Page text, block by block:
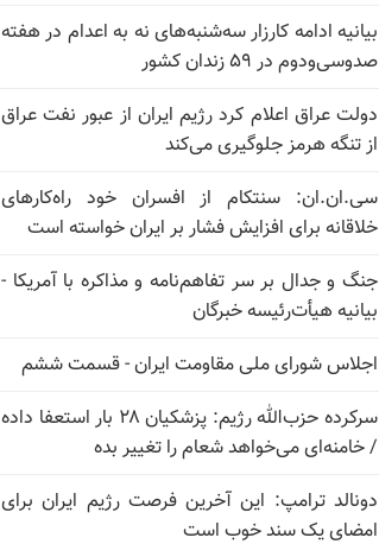
بیانیه ادامه کارزار سه‌شنبه‌های نه به اعدام در هفته
صدوسی‌و‌دوم در ۵۹ زندان کشور
دولت عراق اعلام کرد رژیم ایران از عبور نفت عراق
از تنگه هرمز جلوگیری می‌کند
سی.ان.ان: سنتکام از افسران خود راه‌کارهای
خلاقانه برای افزایش فشار بر ایران خواسته است
جنگ و جدال بر سر تفاهم‌نامه و مذاکره با آمریکا -
بیانیه هیأت‌رئیسه خبرگان
اجلاس شورای ملی مقاومت ایران - قسمت ششم
سرکرده حزب‌الله رژیم: پزشکیان ۲۸ بار استعفا داده
/ خامنه‌ای می‌خواهد شعام را تغییر بده
دونالد ترامپ: این آخرین فرصت رژیم ایران برای
امضای یک سند خوب است